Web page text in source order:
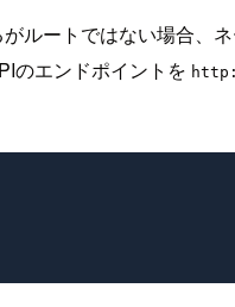
ルートではない場合、
のエンドポイントを